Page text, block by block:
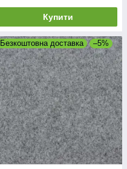
Купити
Безкоштовна доставка –5%